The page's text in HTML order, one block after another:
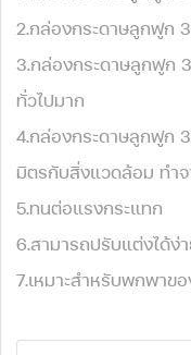
2.กล่องกระดาษลูกฟูก 3
3.กล่องกระดาษลูกฟูก
ทั่วไปมาก
4.กล่องกระดาษลูกฟูก
มิตรกับสิ่งแวดล้อม ทำจ
5.ทนต่อแรงกระแทก
6.สามารถปรับแต่งได้ง่
7.เหมาะสำหรับพกพาขอ